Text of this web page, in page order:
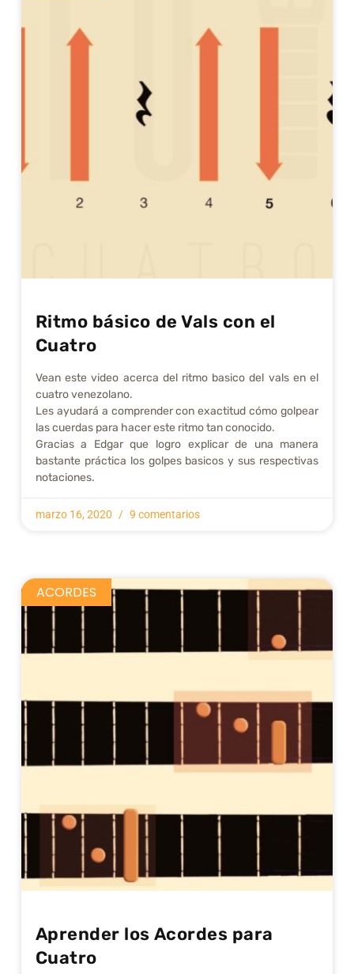
Ritmo básico de Vals con el
Cuatro
Vean este video acerca del ritmo basico del vals en el
cuatro venezolano.
Les ayudará a comprender con exactitud cómo golpear
las cuerdas para hacer este ritmo tan conocido.
Gracias a Edgar que logro explicar de una manera
bastante práctica los golpes basicos y sus respectivas
notaciones.
marzo 16, 2020 9 comentarios
ACORDES
Aprender los Acordes para
Cuatro